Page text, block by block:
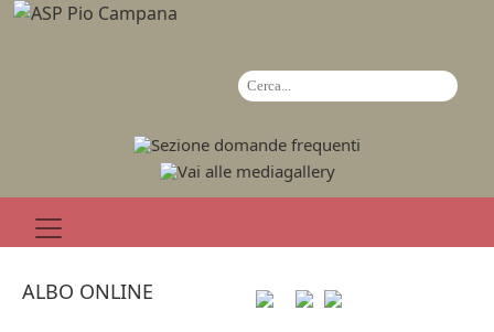
ALBO ONLINE